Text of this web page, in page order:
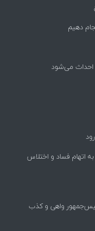
دهیم
احداث می‌شود
اتهام فساد و اختلاس
واهی و کذب